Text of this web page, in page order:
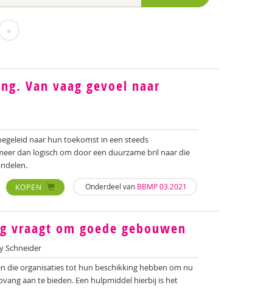
»
Van vaag gevoel naar
naar hun toekomst in een steeds
dan logisch om door een duurzame bril naar die
KOPEN Onderdeel van BBMP 03.2021
vraagt om goede gebouwen
Schneider
die organisaties tot hun beschikking hebben om nu
aan te bieden. Een hulpmiddel hierbij is het